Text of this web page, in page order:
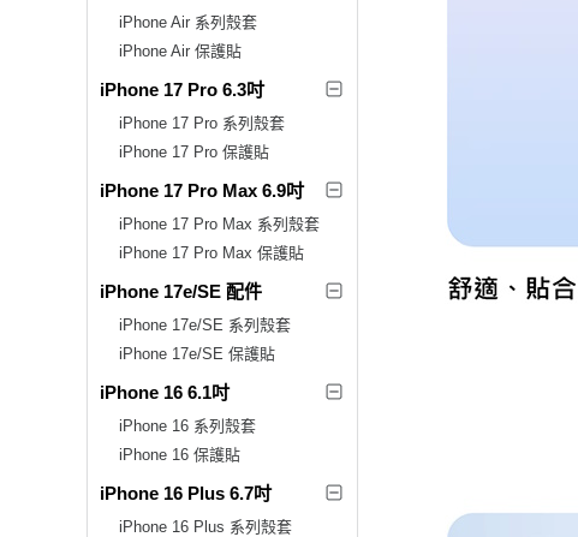
iPhone Air 系列殼套
iPhone Air 保護貼
iPhone 17 Pro 6.3吋
iPhone 17 Pro 系列殼套
iPhone 17 Pro 保護貼
iPhone 17 Pro Max 6.9吋
iPhone 17 Pro Max 系列殼套
iPhone 17 Pro Max 保護貼
iPhone 17e/SE 配件
iPhone 17e/SE 系列殼套
iPhone 17e/SE 保護貼
iPhone 16 6.1吋
iPhone 16 系列殼套
iPhone 16 保護貼
iPhone 16 Plus 6.7吋
iPhone 16 Plus 系列殼套